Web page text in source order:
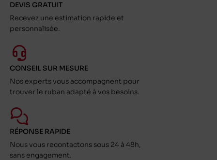
DEVIS GRATUIT
Recevez une estimation rapide et
personnalisée.
CONSEIL SUR MESURE
Nos experts vous accompagnent pour
trouver le ruban adapté à vos besoins.
RÉPONSE RAPIDE
Nous vous recontactons sous 24 à 48h,
sans engagement.